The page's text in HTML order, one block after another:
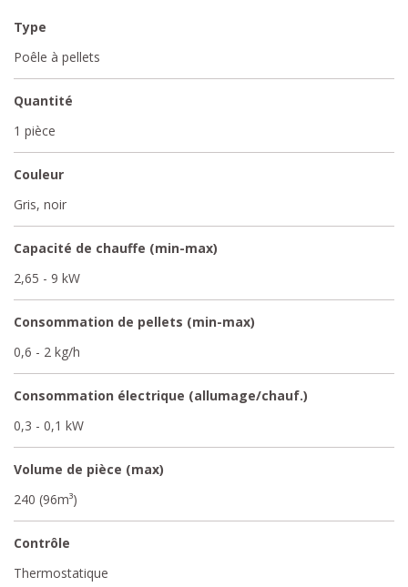
Type
Poêle à pellets
Quantité
1 pièce
Couleur
Gris, noir
Capacité de chauffe (min-max)
2,65 - 9 kW
Consommation de pellets (min-max)
0,6 - 2 kg/h
Consommation électrique (allumage/chauf.)
0,3 - 0,1 kW
Volume de pièce (max)
240 (96m³)
Contrôle
Thermostatique